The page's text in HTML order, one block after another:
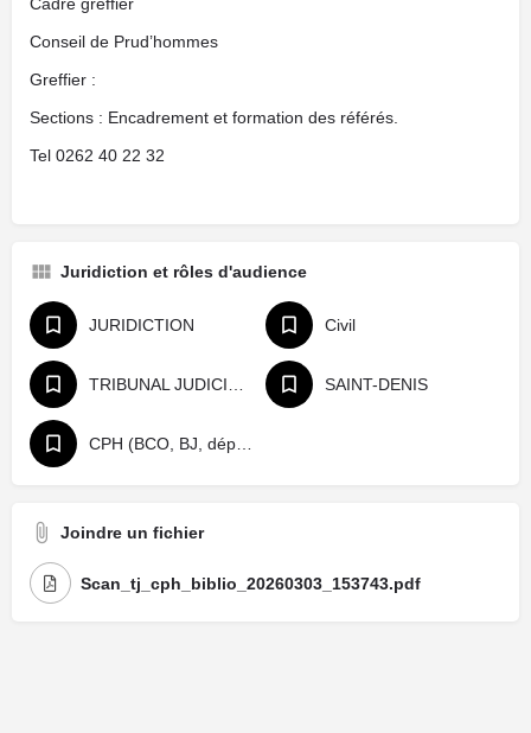
Conseil de Prud’hommes
Greffier :
Sections : Encadrement et formation des référés.
Tel 0262 40 22 32
Juridiction et rôles d'audience
JURIDICTION Civil
SAINT-DENIS
Joindre un fichier
Scan_tj_cph_biblio_20260303_153743.pdf